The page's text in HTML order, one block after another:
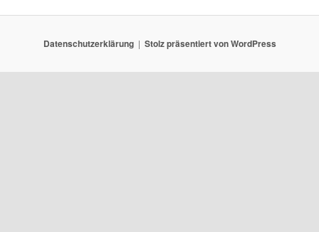
Datenschutzerklärung Stolz präsentiert von WordPress